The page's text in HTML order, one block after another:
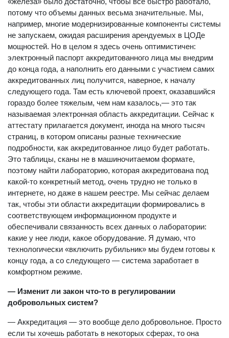
потому что объемы данных весьма значительные. Мы,
например, многие модернизированные компоненты системы
не запускаем, ожидая расширения арендуемых в ЦОДе
мощностей. Но в целом я здесь очень оптимистичен:
электронный паспорт аккредитованного лица мы внедрим
до конца года, а наполнить его данными с участием самих
аккредитованных лиц получится, наверное, к началу
следующего года. Там есть ключевой проект, оказавшийся
гораздо более тяжелым, чем нам казалось,— это так
называемая электронная область аккредитации. Сейчас к
аттестату прилагается документ, иногда на много тысяч
страниц, в котором описаны разные технические
подробности, как аккредитованное лицо будет работать.
Это таблицы, сканы не в машиночитаемом формате,
поэтому найти лабораторию, которая аккредитована под
какой-то конкретный метод, очень трудно не только в
интернете, но даже в нашем реестре. Мы сейчас делаем
так, чтобы эти области аккредитации формировались в
соответствующем информационном продукте и
обеспечивали связанность всех данных о лаборатории:
какие у нее люди, какое оборудование. Я думаю, что
технологически «включить рубильник» мы будем готовы к
концу года, а со следующего — система заработает в
комфортном режиме.
— Изменит ли закон что-то в регулировании
добровольных систем?
— Аккредитация — это вообще дело добровольное. Просто
если ты хочешь работать в некоторых сферах, то она